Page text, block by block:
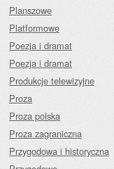
Planszowe
Platformowe
Poezja i dramat
Poezja i dramat
Produkcje telewizyjne
Proza
Proza polska
Proza zagraniczna
Przygodowa i historyczna